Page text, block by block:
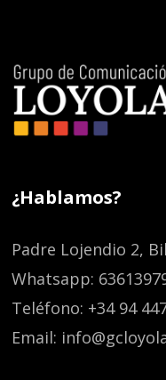
¿Hablamos?
Padre Lojendio 2,
Whatsapp:
Teléfono: +34 94
Email: